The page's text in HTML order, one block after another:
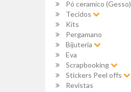
Pó ceramico (Gesso)
Tecidos
Kits
Pergamano
Bijuteria
Eva
Scrapbooking
Stickers Peel offs
Revistas